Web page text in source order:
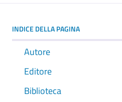
INDICE DELLA PAGINA
Autore
Editore
Biblioteca